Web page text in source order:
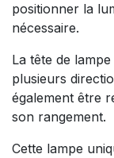
positionner la
nécessaire.
La tête de
plusieurs
également être
son rangement.
Cette lampe